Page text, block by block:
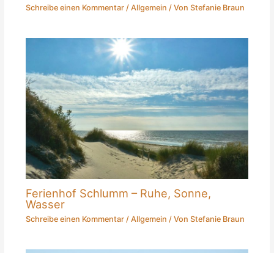
Schreibe einen Kommentar / Allgemein / Von Stefanie Braun
Ferienhof Schlumm – Ruhe, Sonne,
Wasser
Schreibe einen Kommentar / Allgemein / Von Stefanie Braun